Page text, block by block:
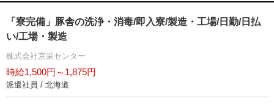
「寮完備」豚舎の洗浄・消毒/即入寮/製造・工場/日勤/日払
い/工場・製造
株式会社京栄センター
時給1,500円～1,875円
派遣社員 / 北海道